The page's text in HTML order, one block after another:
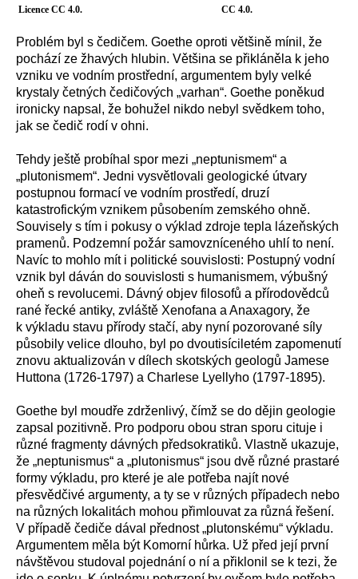
Licence CC 4.0.
CC 4.0.
Problém byl s čedičem. Goethe oproti většině mínil, že
pochází ze žhavých hlubin. Většina se přikláněla k jeho
vzniku ve vodním prostřední, argumentem byly velké
krystaly četných čedičových „varhan“. Goethe poněkud
ironicky napsal, že bohužel nikdo nebyl svědkem toho,
jak se čedič rodí v ohni.
Tehdy ještě probíhal spor mezi „neptunismem“ a
„plutonismem“. Jedni vysvětlovali geologické útvary
postupnou formací ve vodním prostředí, druzí
katastrofickým vznikem působením zemského ohně.
Souvisely s tím i pokusy o výklad zdroje tepla lázeňských
pramenů. Podzemní požár samovzníceného uhlí to není.
Navíc to mohlo mít i politické souvislosti: Postupný vodní
vznik byl dáván do souvislosti s humanismem, výbušný
oheň s revolucemi. Dávný objev filosofů a přírodovědců
rané řecké antiky, zvláště Xenofana a Anaxagory, že
k výkladu stavu přírody stačí, aby nyní pozorované síly
působily velice dlouho, byl po dvoutisíciletém zapomenutí
znovu aktualizován v dílech skotských geologů Jamese
Huttona (1726-1797) a Charlese Lyellyho (1797-1895).
Goethe byl moudře zdrženlivý, čímž se do dějin geologie
zapsal pozitivně. Pro podporu obou stran sporu cituje i
různé fragmenty dávných předsokratiků. Vlastně ukazuje,
že „neptunismus“ a „plutonismus“ jsou dvě různé prastaré
formy výkladu, pro které je ale potřeba najít nové
přesvědčivé argumenty, a ty se v různých případech nebo
na různých lokalitách mohou přimlouvat za různá řešení.
V případě čediče dával přednost „plutonskému“ výkladu.
Argumentem měla být Komorní hůrka. Už před její první
návštěvou studoval pojednání o ní a přiklonil se k tezi, že